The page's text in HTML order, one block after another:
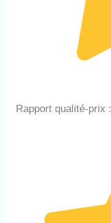
Rapport qualité-prix :